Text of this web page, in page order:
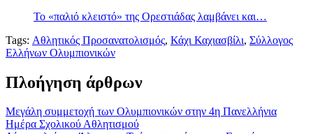
Το «παλιό κλειστό» της Ορεστιάδας λαμβάνει και…
Tags: Αθλητικός Προσανατολισμός, Κάχι Καχιασβίλι, Σύλλογος
Ελλήνων Ολυμπιονικών
Πλοήγηση άρθρων
Mεγάλη συμμετοχή των Ολυμπιονικών στην 4η Πανελλήνια
Ημέρα Σχολικού Αθλητισμού